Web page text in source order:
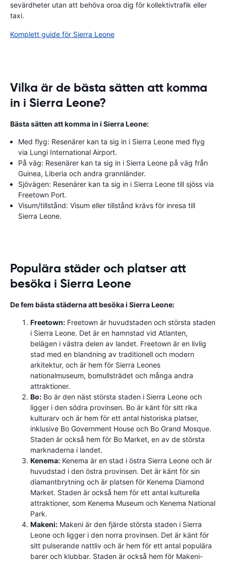
sevärdheter utan att behöva oroa dig för kollektivtrafik eller
taxi.
Komplett guide för Sierra Leone
Vilka är de bästa sätten att komma
in i Sierra Leone?
Bästa sätten att komma in i Sierra Leone:
Med flyg: Resenärer kan ta sig in i Sierra Leone med flyg
via Lungi International Airport.
På väg: Resenärer kan ta sig in i Sierra Leone på väg från
Guinea, Liberia och andra grannländer.
Sjövägen: Resenärer kan ta sig in i Sierra Leone till sjöss via
Freetown Port.
Visum/tillstånd: Visum eller tillstånd krävs för inresa till
Sierra Leone.
Populära städer och platser att
besöka i Sierra Leone
De fem bästa städerna att besöka i Sierra Leone:
Freetown: Freetown är huvudstaden och största staden
i Sierra Leone. Det är en hamnstad vid Atlanten,
belägen i västra delen av landet. Freetown är en livlig
stad med en blandning av traditionell och modern
arkitektur, och är hem för Sierra Leones
nationalmuseum, bomullsträdet och många andra
attraktioner.
Bo: Bo är den näst största staden i Sierra Leone och
ligger i den södra provinsen. Bo är känt för sitt rika
kulturarv och är hem för ett antal historiska platser,
inklusive Bo Government House och Bo Grand Mosque.
Staden är också hem för Bo Market, en av de största
marknaderna i landet.
Kenema: Kenema är en stad i östra Sierra Leone och är
huvudstad i den östra provinsen. Det är känt för sin
diamantbrytning och är platsen för Kenema Diamond
Market. Staden är också hem för ett antal kulturella
attraktioner, som Kenema Museum och Kenema National
Park.
Makeni: Makeni är den fjärde största staden i Sierra
Leone och ligger i den norra provinsen. Det är känt för
sitt pulserande nattliv och är hem för ett antal populära
barer och klubbar. Staden är också hem för Makeni-